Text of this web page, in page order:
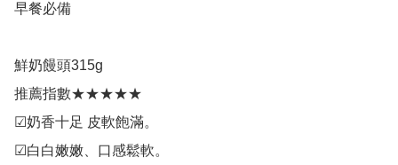
早餐必備
鮮奶饅頭315g
推薦指數★★★★★
☑奶香十足 皮軟飽滿。
☑白白嫩嫩、口感鬆軟。